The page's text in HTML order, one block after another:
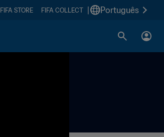
FIFA STORE FIFA COLLECT Português